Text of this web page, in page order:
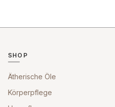
SHOP
Ätherische Öle
Körperpflege